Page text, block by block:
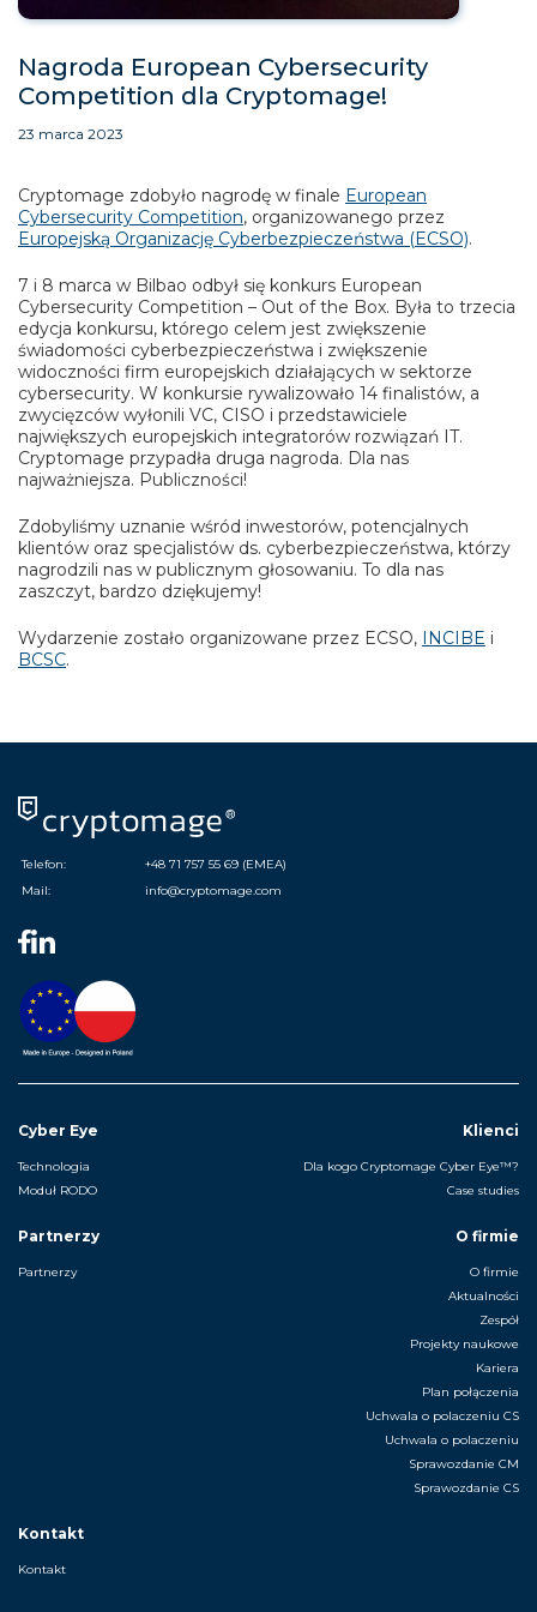
Nagroda European Cybersecurity
Competition dla Cryptomage!
23 marca 2023
Cryptomage zdobyło nagrodę w finale European
Cybersecurity Competition, organizowanego przez
Europejską Organizację Cyberbezpieczeństwa (ECSO).
7 i 8 marca w Bilbao odbył się konkurs European
Cybersecurity Competition – Out of the Box. Była to trzecia
edycja konkursu, którego celem jest zwiększenie
świadomości cyberbezpieczeństwa i zwiększenie
widoczności firm europejskich działających w sektorze
cybersecurity. W konkursie rywalizowało 14 finalistów, a
zwycięzców wyłonili VC, CISO i przedstawiciele
największych europejskich integratorów rozwiązań IT.
Cryptomage przypadła druga nagroda. Dla nas
najważniejsza. Publiczności!
Zdobyliśmy uznanie wśród inwestorów, potencjalnych
klientów oraz specjalistów ds. cyberbezpieczeństwa, którzy
nagrodzili nas w publicznym głosowaniu. To dla nas
zaszczyt, bardzo dziękujemy!
Wydarzenie zostało organizowane przez ECSO, INCIBE i
BCSC.
Telefon:
+48 71 757 55 69 (EMEA)
Mail:
info@cryptomage.com
Cyber Eye
Technologia
Moduł RODO
Klienci
Dla kogo Cryptomage Cyber Eye™?
Case studies
Partnerzy
Partnerzy
O firmie
O firmie
Aktualności
Zespół
Projekty naukowe
Kariera
Plan połączenia
Uchwala o polaczeniu CS
Uchwala o polaczeniu
Sprawozdanie CM
Sprawozdanie CS
Kontakt
Kontakt